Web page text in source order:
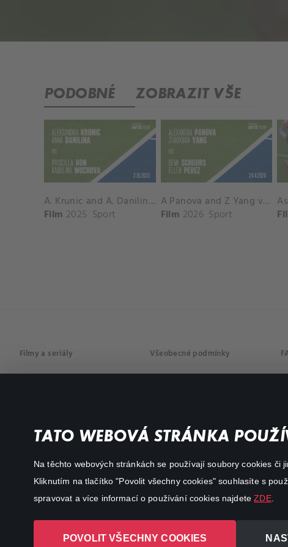
TATO WEBOVÁ STRÁNKA
Na těchto webových stránkách se používají soubory cookies či
Kliknutím na tlačítko "Povolit všechny cookies" souhlasíte s
spravovat a více informací o používání cookies najdeteZDE.
POVOLIT VŠECHNY COOKIES
PODOBNÉ ZOBRAZIT VŠE
A. Krunic and A. Danilina vs. P. Hon and K. Muchova Match Highlights - BEIJING_Capital Group Diamond ( October 02, 2025)
Film 2025 Sport
A Panova and Z Yang vs D Schuurs and E Perez Match Highlights - MADRID_Court 8 ( April 24, 2026)
Film 2026 Sport
Filmy a seriály
Akční
Všeobecné podmínky